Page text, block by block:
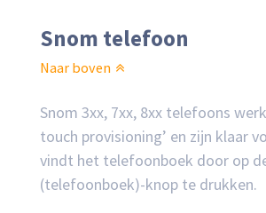
Snom telefoon
Naar boven
Snom 3xx, 7xx, 8xx telefoons
touch provisioning’ en zijn klaar
vindt het telefoonboek door op
(telefoonboek)-knop te drukken.